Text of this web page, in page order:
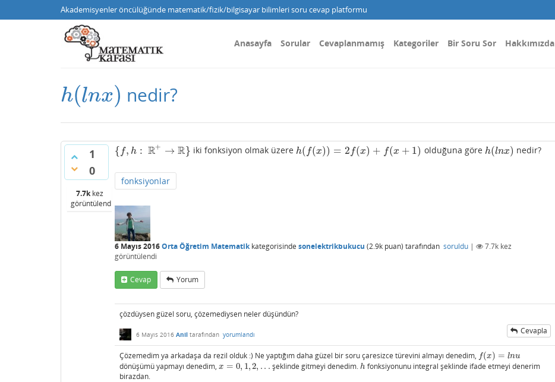
Akademisyenler öncülüğünde matematik/fizik/bilgisayar bilimleri soru cevap platformu
Anasayfa Sorular Cevaplanmamış Kategoriler Bir Soru Sor Hakkımızda
h(lnx)
h(lnx) nedir?
1
0
7.7kkez
görüntülendi
{ f, h : R+ → R}
{f ,h: R + →R} iki fonksiyon olmak üzere h( f(x)) = 2 f(x) + f(x + 1)
h(f (x))=2f x)+ f( x+1) olduğuna göre h(lnx)
h(lnx) nedir?
fonksiyonlar
6 Mayıs 2016Orta Öğretim Matematikkategorisinde sonelektrikbukucu (2.9k puan) tarafından soruldu | 7.7k kez
görüntülendi
Cevap Yorum
çözdüysen güzel soru, çözemediysen neler düşündün?
6 Mayıs 2016 Anil tarafından yorumlandı Cevapla
Çözemedim ya arkadaşa da rezil olduk :) Ne yaptığım daha güzel bir soru çaresizce türevini almayı denedim, f(x) = lnu
f(x)=l nu
dönüşümü yapmayı denedim, x = 0, 1,2, . . .
x= 0,1,2 ... şeklinde gitmeyi denedim.h
h fonksiyonunu integral şeklinde ifade etmeyi denerim
birazdan.